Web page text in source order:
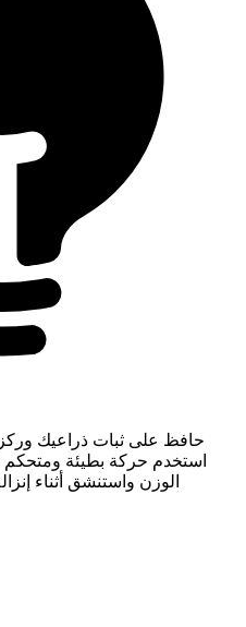
استخدم حركة بطيئة ومتحكم
الوزن واستنشق أثناء